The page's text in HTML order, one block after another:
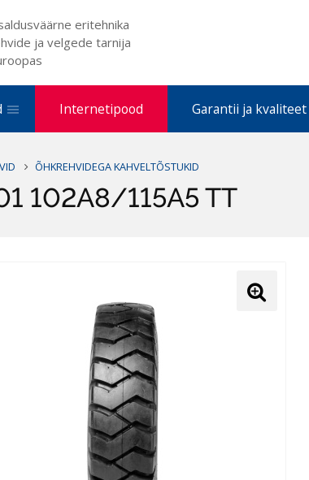
eritehnika
ja velgede tarnija
Internetipood Garantii ja kvaliteet
ÕHKREHVIDEGA KAHVELTÕSTUKID
102A8/115A5 TT